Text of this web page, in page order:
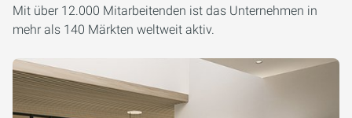
Mit über 12.000 Mitarbeitenden ist das Unternehmen in
mehr als 140 Märkten weltweit aktiv.